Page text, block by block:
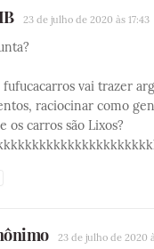
23 de julho de 2020 às 17:43
fufucacarros vai trazer
raciocinar como
os carros são Lixos?
23 de julho de 2020